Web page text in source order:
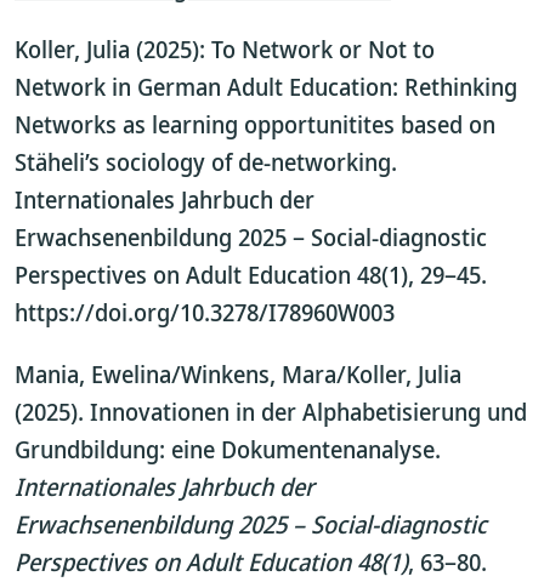
Koller, Julia (2025): To Network or Not to
Network in German Adult Education: Rethinking
Networks as learning opportunitites based on
Stäheli’s sociology of de-networking.
Internationales Jahrbuch der
Erwachsenenbildung 2025 – Social-diagnostic
Perspectives on Adult Education 48(1), 29–45.
https://doi.org/10.3278/I78960W003
Mania, Ewelina/Winkens, Mara/Koller, Julia
(2025). Innovationen in der Alphabetisierung und
Grundbildung: eine Dokumentenanalyse.
Internationales Jahrbuch der
Erwachsenenbildung 2025 – Social-diagnostic
Perspectives on Adult Education 48(1), 63–80.